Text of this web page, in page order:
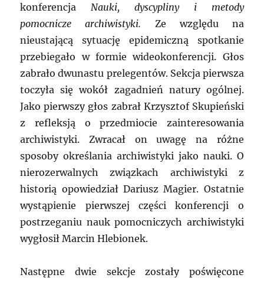
konferencja Nauki, dyscypliny i metody
pomocnicze archiwistyki. Ze względu na
nieustającą sytuację epidemiczną spotkanie
przebiegało w formie wideokonferencji. Głos
zabrało dwunastu prelegentów. Sekcja pierwsza
toczyła się wokół zagadnień natury ogólnej.
Jako pierwszy głos zabrał Krzysztof Skupieński
z refleksją o przedmiocie zainteresowania
archiwistyki. Zwracał on uwagę na różne
sposoby określania archiwistyki jako nauki. O
nierozerwalnych związkach archiwistyki z
historią opowiedział Dariusz Magier. Ostatnie
wystąpienie pierwszej części konferencji o
postrzeganiu nauk pomocniczych archiwistyki
wygłosił Marcin Hlebionek.
Następne dwie sekcje zostały poświęcone